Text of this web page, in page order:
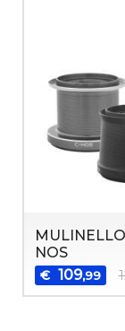
NOS
€ 109,99